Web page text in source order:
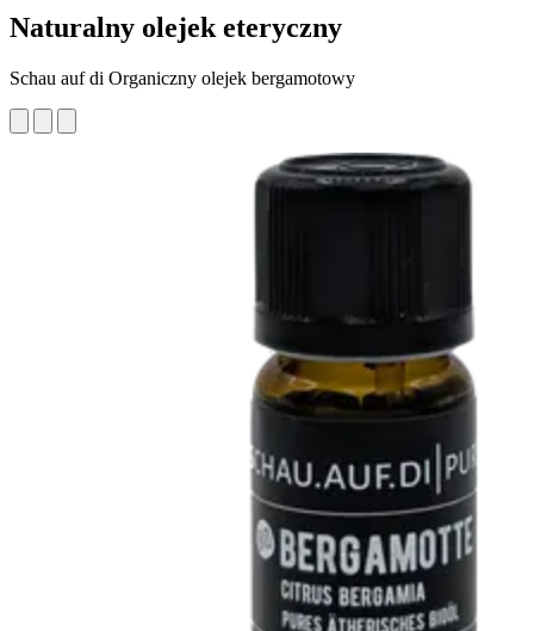
Naturalny olejek eteryczny
Schau auf di Organiczny olejek bergamotowy